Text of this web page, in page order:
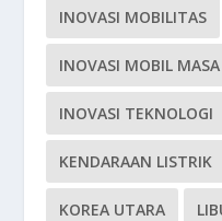
INOVASI MOBILITAS
INOVASI MOBIL
INOVASI TEKNOLOGI
KENDARAAN LISTRIK
KOREA UTARA